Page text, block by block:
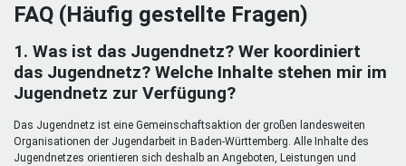
Jugendnetz
Freizeit & Reisen
Mentoren & Projekte
Vor Ort
FAQ (Häufig gestellte Fragen)
1. Was ist das Jugendnetz? Wer koordiniert
das Jugendnetz? Welche Inhalte stehen mir im
Jugendnetz zur Verfügung?
Das Jugendnetz ist eine Gemeinschaftsaktion der großen landesweiten
Organisationen der Jugendarbeit in Baden-Württemberg. Alle Inhalte des
Jugendnetzes orientieren sich deshalb an Angeboten, Leistungen und